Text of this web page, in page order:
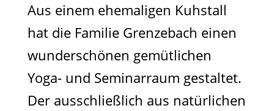
Aus einem ehemaligen Kuhstall
hat die Familie Grenzebach einen
wunderschönen gemütlichen
Yoga- und Seminarraum gestaltet.
Der ausschließlich aus natürlichen